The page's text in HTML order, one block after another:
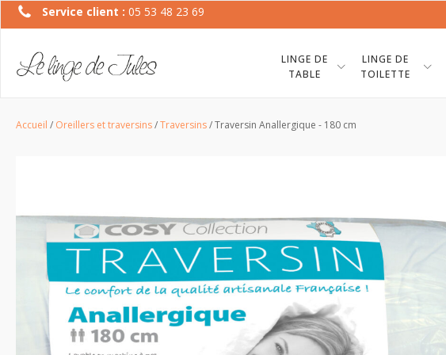
Service client : 05 53 48 23 69
LINGE DE
TABLE
LINGE DE
TOILETTE
Accueil / Oreillers et traversins/Traversins/ Traversin Anallergique - 180 cm